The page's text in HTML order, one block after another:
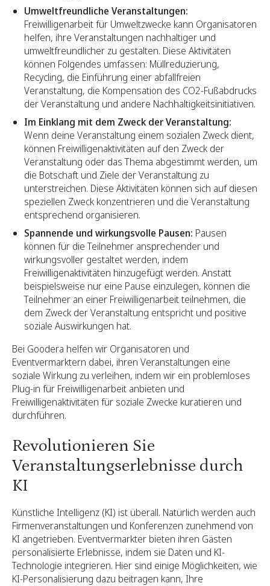
Umweltfreundliche Veranstaltungen:
Freiwilligenarbeit für Umweltzwecke kann Organisatoren
helfen, ihre Veranstaltungen nachhaltiger und
umweltfreundlicher zu gestalten. Diese Aktivitäten
können Folgendes umfassen: Müllreduzierung,
Recycling, die Einführung einer abfallfreien
Veranstaltung, die Kompensation des CO2-Fußabdrucks
der Veranstaltung und andere Nachhaltigkeitsinitiativen.
Im Einklang mit dem Zweck der Veranstaltung:
Wenn deine Veranstaltung einem sozialen Zweck dient,
können Freiwilligenaktivitäten auf den Zweck der
Veranstaltung oder das Thema abgestimmt werden, um
die Botschaft und Ziele der Veranstaltung zu
unterstreichen. Diese Aktivitäten können sich auf diesen
speziellen Zweck konzentrieren und die Veranstaltung
entsprechend organisieren.
Spannende und wirkungsvolle Pausen: Pausen
können für die Teilnehmer ansprechender und
wirkungsvoller gestaltet werden, indem
Freiwilligenaktivitäten hinzugefügt werden. Anstatt
beispielsweise nur eine Pause einzulegen, können die
Teilnehmer an einer Freiwilligenarbeit teilnehmen, die
dem Zweck der Veranstaltung entspricht und positive
soziale Auswirkungen hat.
Bei Goodera helfen wir Organisatoren und
Eventvermarktern dabei, ihren Veranstaltungen eine
soziale Wirkung zu verleihen, indem wir ein problemloses
Plug-in für Freiwilligenarbeit anbieten und
Freiwilligenaktivitäten für soziale Zwecke kuratieren und
durchführen.
Revolutionieren Sie
Veranstaltungserlebnisse durch
KI
Künstliche Intelligenz (KI) ist überall. Natürlich werden auch
Firmenveranstaltungen und Konferenzen zunehmend von
KI angetrieben. Eventvermarkter bieten ihren Gästen
personalisierte Erlebnisse, indem sie Daten und KI-
Technologie integrieren. Hier sind einige Möglichkeiten, wie
KI-Personalisierung dazu beitragen kann, Ihre